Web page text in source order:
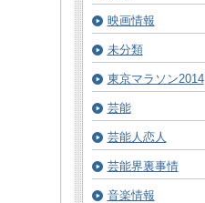
映画情報
未分類
東京マラソン2014
芸能
芸能人恋人
芸能界裏事情
音楽情報